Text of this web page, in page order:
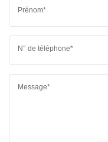
Prénom*
N° de téléphone*
Message*